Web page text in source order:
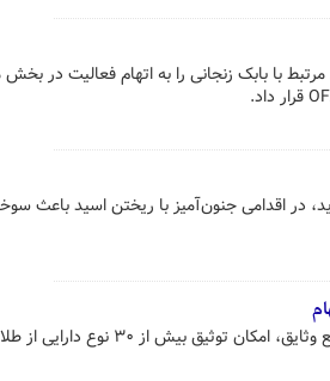
بار ۲ صرافی دارایی دیجیتال مرتبط با بابک زنجانی را به اتهام فعالیت در
اقدامی جنون‌آمیز با ریختن اسید باعث
رئیس مرکز ملی تأمین مالی گفت به زودی با راه‌اندازی سامانه جامع وثایق،